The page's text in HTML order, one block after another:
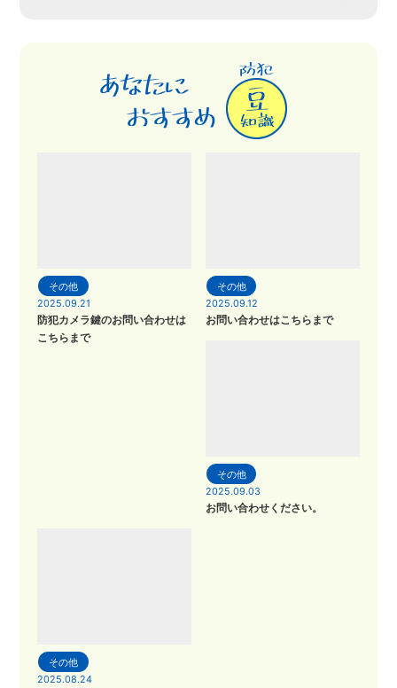
その他
2025.09.21
防犯カメラ鍵のお問い合わせは
こちらまで
その他
2025.09.12
お問い合わせはこちらまで
その他
2025.09.03
お問い合わせください。
その他
2025.08.24